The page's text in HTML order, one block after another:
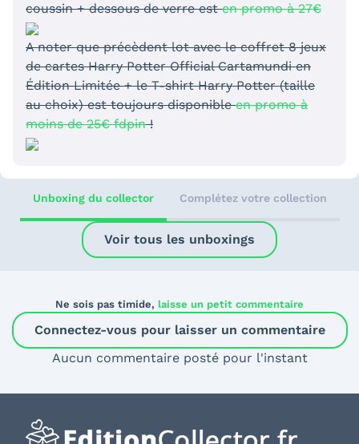
coussin + dessous de verre esten promo à 27€
A noter que précèdent lot avec le coffret 8 jeux
de cartes Harry Potter Official Cartamundi en
Édition Limitée + le T-shirt Harry Potter (taille
au choix) est toujours disponibleen promo à
moins de 25€ fdpin!
Unboxing du collector Complétez votre collection
Voir tous les unboxings
Ne sois pas timide, laisse un petit commentaire
Connectez-vous pour laisser un commentaire
Aucun commentaire posté pour l'instant